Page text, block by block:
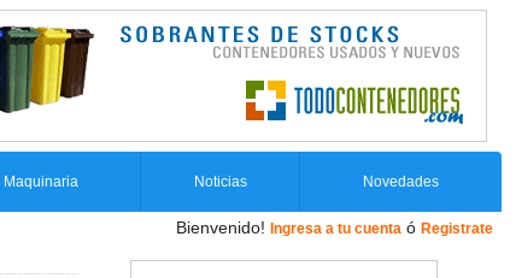
Maquinaria Noticias Novedades
Bienvenido! Ingresa a tu cuenta ó Registrate